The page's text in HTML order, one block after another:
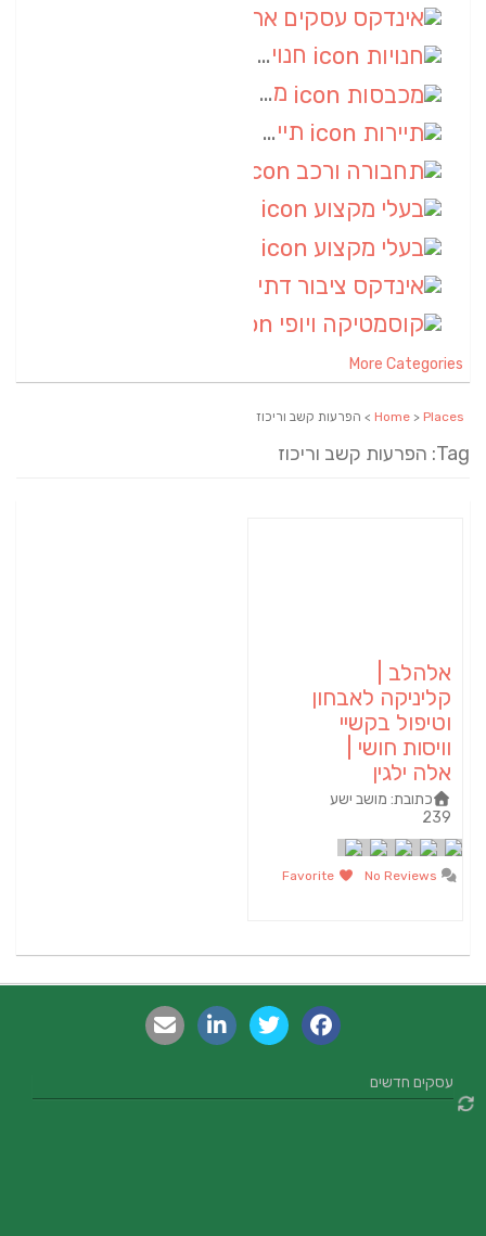
חנויות
מכבסות
תיירות
More Categories
Home>Places > הפרעות קשב וריכוז
Tag: הפרעות קשב וריכוז
אלהלב |
קליניקה לאבחון
וטיפול בקשיי
וויסות חושי |
אלה ילגין
כתובת:מושב ישע
239
No Reviews
Favorite
עסקים חדשים